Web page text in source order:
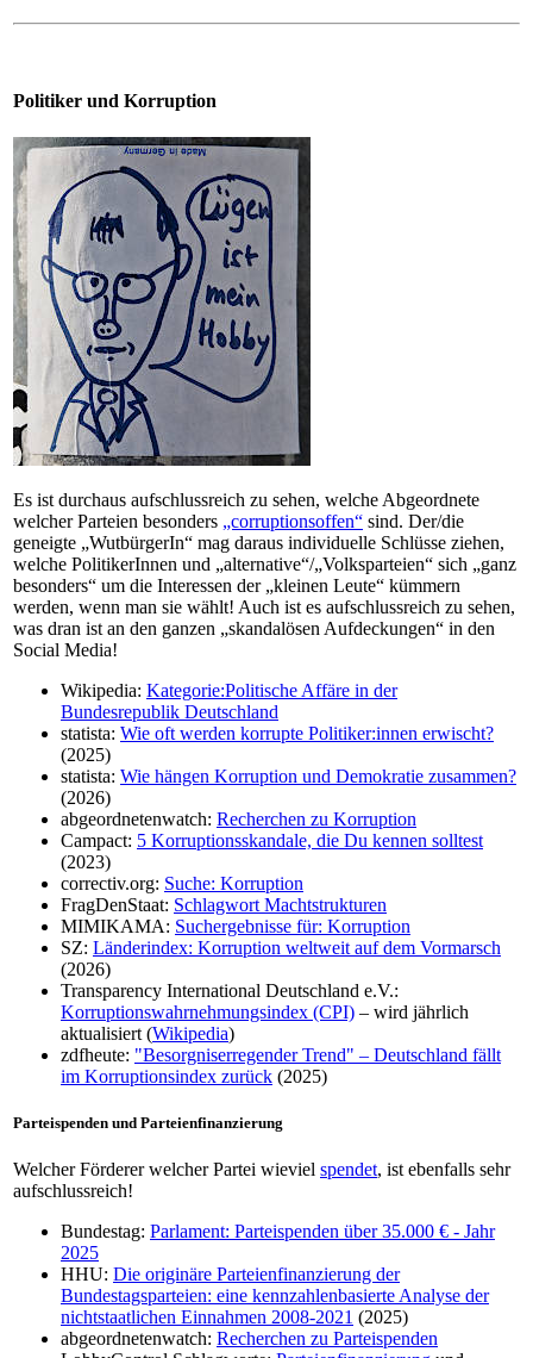
Politiker und Korruption
Es ist durchaus aufschlussreich zu sehen, welche Abgeordnete
welcher Parteien besonders „corruptionsoffen“ sind. Der/die
geneigte „WutbürgerIn“ mag daraus individuelle Schlüsse ziehen,
welche PolitikerInnen und „alternative“/„Volksparteien“ sich „ganz
besonders“ um die Interessen der „kleinen Leute“ kümmern
werden, wenn man sie wählt! Auch ist es aufschlussreich zu sehen,
was dran ist an den ganzen „skandalösen Aufdeckungen“ in den
Social Media!
Wikipedia: Kategorie:Politische Affäre in der
Bundesrepublik Deutschland
statista: Wie oft werden korrupte Politiker:innen erwischt?
(2025)
statista: Wie hängen Korruption und Demokratie zusammen?
(2026)
abgeordnetenwatch: Recherchen zu Korruption
Campact: 5 Korruptionsskandale, die Du kennen solltest
(2023)
correctiv.org: Suche: Korruption
FragDenStaat: Schlagwort Machtstrukturen
MIMIKAMA: Suchergebnisse für: Korruption
SZ: Länderindex: Korruption weltweit auf dem Vormarsch
(2026)
Transparency International Deutschland e.V.:
Korruptionswahrnehmungsindex (CPI) – wird jährlich
aktualisiert (Wikipedia)
zdfheute: "Besorgniserregender Trend" – Deutschland fällt
im Korruptionsindex zurück (2025)
Parteispenden und Parteienfinanzierung
Welcher Förderer welcher Partei wieviel spendet, ist ebenfalls sehr
aufschlussreich!
Bundestag: Parlament: Parteispenden über 35.000 € - Jahr
2025
HHU: Die originäre Parteienfinanzierung der
Bundestagsparteien: eine kennzahlenbasierte Analyse der
nichtstaatlichen Einnahmen 2008-2021 (2025)
abgeordnetenwatch: Recherchen zu Parteispenden